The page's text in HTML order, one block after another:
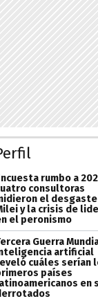
rumbo a
consultoras
el
y la crisis de
el peronismo
Guerra
artificial
cuáles serían
países
en